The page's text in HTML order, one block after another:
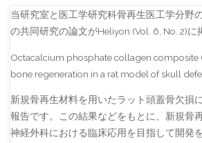
当研究室と医工学研究科骨再生医工学分野
の共同研究の論文がHeliyon (Vol. 6, No. 2)に
Octacalcium phosphate collagen composite
bone regeneration in a rat model of skull
新規骨再生材料を用いたラット頭蓋骨欠損
報告です。この結果などをもとに、新規骨
神経外科における臨床応用を目指して開発